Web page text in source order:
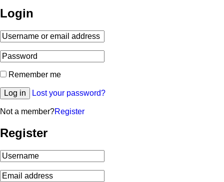
Login
Remember me
Log in Lost your password?
Not a member?Register
Register